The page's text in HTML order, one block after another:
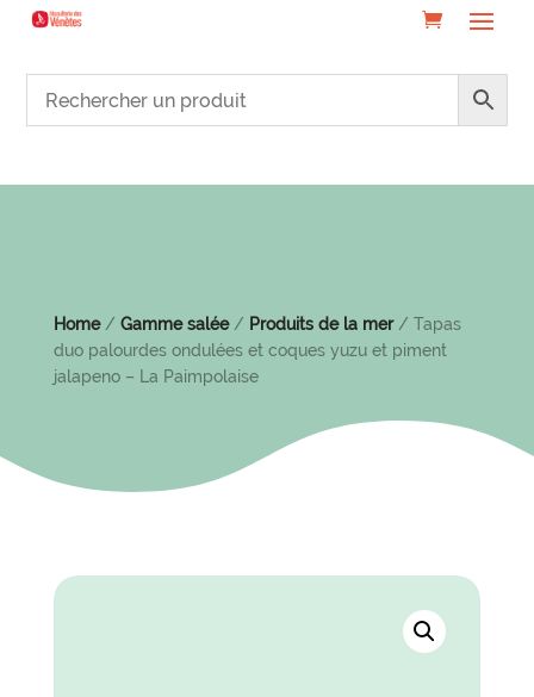
Home/ Gamme salée/ Produits de la mer/ Tapas
duo palourdes ondulées et coques yuzu et piment
jalapeno – La Paimpolaise